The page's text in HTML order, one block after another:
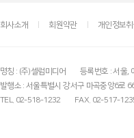
회사소개 회원약관 개인정보
명칭 : (주)셀럽미디어 등록번호 : 서울,
발행소 : 서울특별시 강서구 마곡중앙6로
TEL. 02-518-1232
FAX. 02-517-